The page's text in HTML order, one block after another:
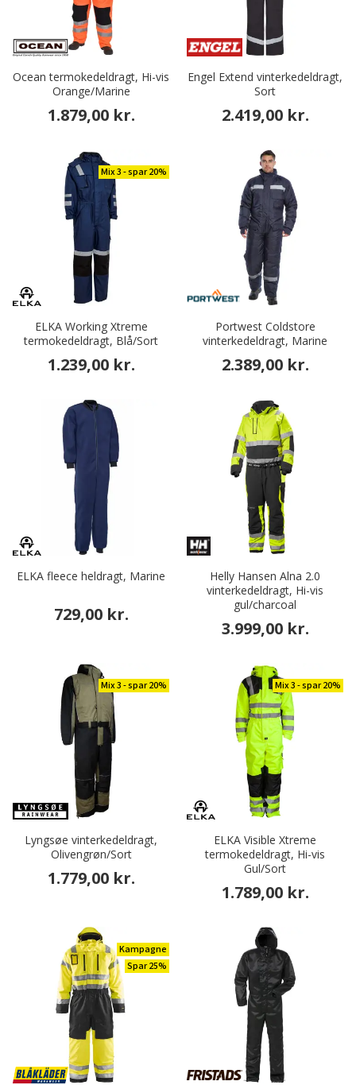
Ocean termokedeldragt, Hi-vis
Orange/Marine
1.879,00 kr.
Engel Extend vinterkedeldragt,
Sort
2.419,00 kr.
Mix 3 - spar 20%
ELKA Working Xtreme
termokedeldragt, Blå/Sort
1.239,00 kr.
Portwest Coldstore
vinterkedeldragt, Marine
2.389,00 kr.
ELKA fleece heldragt, Marine
729,00 kr.
Helly Hansen Alna 2.0
vinterkedeldragt, Hi-vis
gul/charcoal
3.999,00 kr.
Mix 3 - spar 20%
Lyngsøe vinterkedeldragt,
Olivengrøn/Sort
1.779,00 kr.
Mix 3 - spar 20%
ELKA Visible Xtreme
termokedeldragt, Hi-vis
Gul/Sort
1.789,00 kr.
Kampagne
Spar 25%